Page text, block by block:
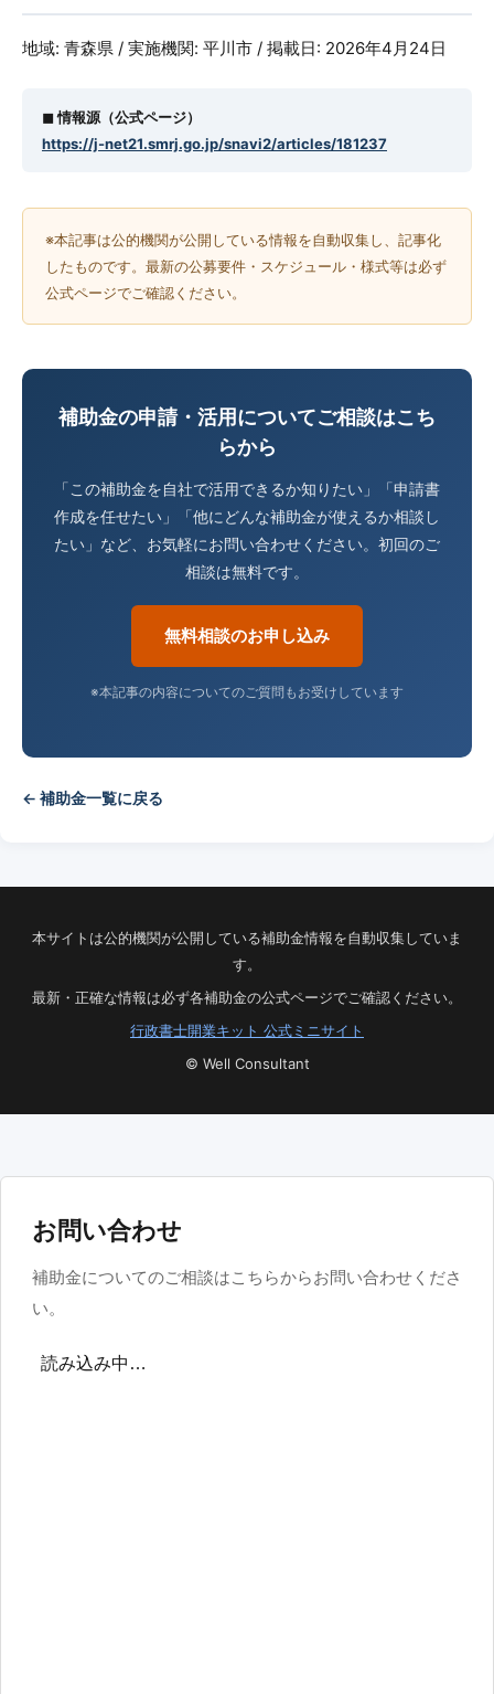
地域: 青森県 / 実施機関: 平川市 / 掲載日: 2026年4月24日
◼︎ 情報源（公式ページ）
https://j-net21.smrj.go.jp/snavi2/articles/181237
※本記事は公的機関が公開している情報を自動収集し、記事化
したものです。最新の公募要件・スケジュール・様式等は必ず
公式ページでご確認ください。
補助金の申請・活用についてご相談はこち
らから
「この補助金を自社で活用できるか知りたい」「申請書
作成を任せたい」「他にどんな補助金が使えるか相談し
たい」など、お気軽にお問い合わせください。初回のご
相談は無料です。
無料相談のお申し込み
※本記事の内容についてのご質問もお受けしています
← 補助金一覧に戻る
本サイトは公的機関が公開している補助金情報を自動収集していま
す。
最新・正確な情報は必ず各補助金の公式ページでご確認ください。
行政書士開業キット 公式ミニサイト
© Well Consultant
お問い合わせ
補助金についてのご相談はこちらからお問い合わせくださ
い。